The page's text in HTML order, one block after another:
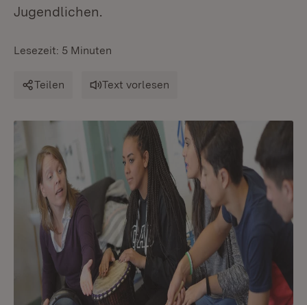
Jugendlichen.
Lesezeit: 5 Minuten
Teilen Text vorlesen